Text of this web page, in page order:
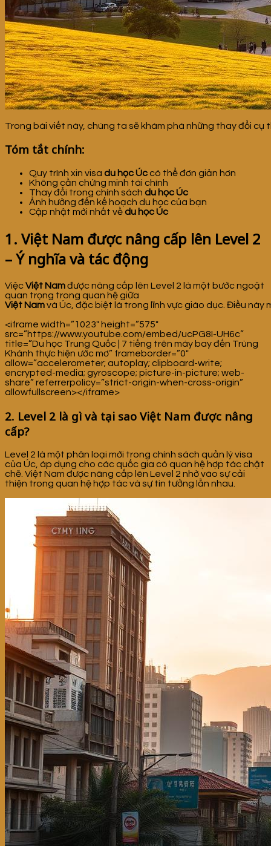
Trong bài viết này, chúng ta sẽ khám phá những thay đổi
Tóm tắt chính:
Quy trình xin visa du học Úccó thể đơn giản hơn
Không cần chứng minh tài chính
Thay đổi trong chính sách du học Úc
Ảnh hưởng đến kế hoạch du học của bạn
Cập nhật mới nhất vềdu học Úc
1. Việt Nam được nâng cấp lên Level 2
– Ý nghĩa và tác động
ViệcViệt Namđược nâng cấp lên Level 2 là một bước ngoặt
quan trọng trong quan hệ giữa
Việt Namvà Úc, đặc biệt là trong lĩnh vực giáo dục. Điều này
<iframe width=”1023″ height=”575″
src=”https://www.youtube.com/embed/ucPG8I-UH6c”
title=”Du học Trung Quốc | 7 tiếng trên máy bay đến Trùng
Khánh thực hiện ước mơ” frameborder=”0″
allow=”accelerometer; autoplay; clipboard-write;
encrypted-media; gyroscope; picture-in-picture; web-
share” referrerpolicy=”strict-origin-when-cross-origin”
allowfullscreen></iframe>
2. Level 2 là gì và tại sao Việt Nam được nâng
cấp?
Level 2 là một phân loại mới trong chính sách quản lý visa
của Úc, áp dụng cho các quốc gia có quan hệ hợp tác chặt
chẽ. Việt Nam được nâng cấp lên Level 2 nhờ vào sự cải
thiện trong quan hệ hợp tác và sự tin tưởng lẫn nhau.